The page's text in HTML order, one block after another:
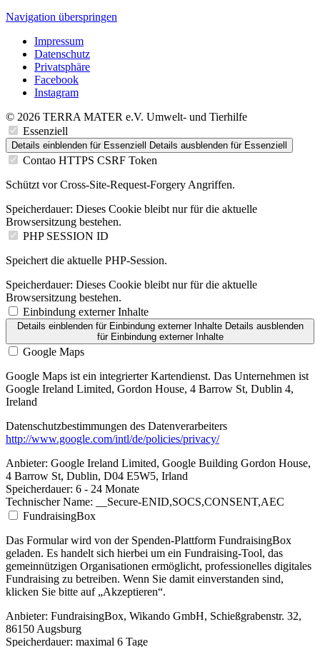
Navigation überspringen
Impressum
Datenschutz
Privatsphäre
Facebook
Instagram
© 2026 TERRA MATER e.V. Umwelt- und Tierhilfe
Essenziell
Details einblenden für Essenziell Details ausblenden für Essenziell
Contao HTTPS CSRF Token
Schützt vor Cross-Site-Request-Forgery Angriffen.
Speicherdauer: Dieses Cookie bleibt nur für die aktuelle
Browsersitzung bestehen.
PHP SESSION ID
Speichert die aktuelle PHP-Session.
Speicherdauer: Dieses Cookie bleibt nur für die aktuelle
Browsersitzung bestehen.
Einbindung externer Inhalte
Details einblendenfür Einbindung externer Inhalte Details ausblenden
für Einbindung externer Inhalte
Google Maps
Google Maps ist ein integrierter Kartendienst. Das Unternehmen ist
Google Ireland Limited, Gordon House, 4 Barrow St, Dublin 4,
Ireland
Datenschutzbestimmungen des Datenverarbeiters
http://www.google.com/intl/de/policies/privacy/
Anbieter: Google Ireland Limited, Google Building Gordon House,
4 Barrow St, Dublin, D04 E5W5, Irland
Speicherdauer: 6 - 24 Monate
Technischer Name: __Secure-ENID,SOCS,CONSENT,AEC
FundraisingBox
Das Formular wird von der Spenden-Plattform FundraisingBox
geladen. Es handelt sich hierbei um ein Fundraising-Tool, das
gemeinnützigen Organisationen ermöglicht, professionelles digitales
Fundraising zu betreiben. Wenn Sie damit einverstanden sind,
klicken Sie bitte auf „Akzeptieren“.
Anbieter: FundraisingBox, Wikando GmbH, Schießgrabenstr. 32,
86150 Augsburg
Speicherdauer: maximal 6 Tage